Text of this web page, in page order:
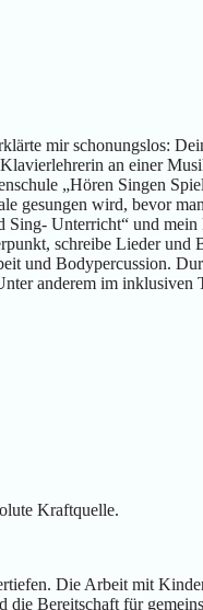
mir schonungslos:
an einer
„Hören Singen
gesungen wird, bevor
Unterricht“ und mein
schreibe Lieder
und Bodypercussion.
anderem im inklusiven
Kraftquelle.
Die Arbeit mit
Bereitschaft für